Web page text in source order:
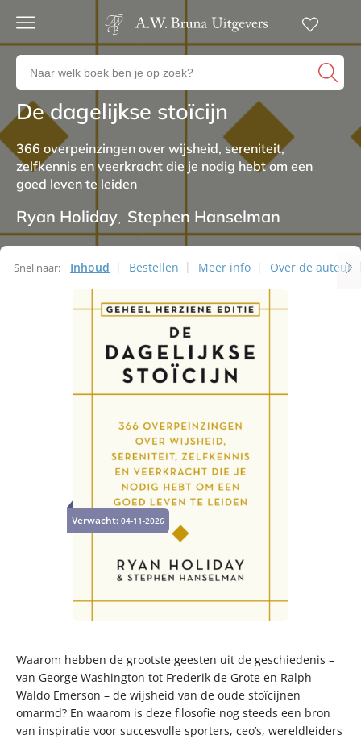
Gratis
verzending
23:00
besteld,
volgende
werkdag
in huis
Veilig
betalen
retourneren
Zoeken
naar
boeken,
auteurs
uitgevers
Non-fictie
De dagelijkse stoïcijn
366 overpeinzingen over wijsheid, sereniteit,
zelfkennis en veerkracht die je nodig hebt om een
goed leven te leiden
Ryan Holiday Stephen Hanselman
Snel naar: Inhoud Bestellen Meer info Over de auteur
Verwacht: 04-11-2026
Waarom hebben de grootste geesten uit de geschiedenis –
van George Washington tot Frederik de Grote en Ralph
Waldo Emerson – de wijsheid van de oude stoïcijnen
omarmd? En waarom is deze filosofie nog steeds een bron
van inspiratie voor succesvolle sporters, ceo’s, wereldleiders